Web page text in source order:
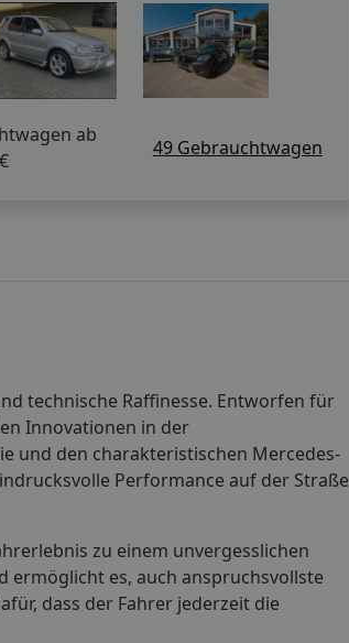
ab
49 Gebrauchtwagen
technische Raffinesse. Entworfen für
Innovationen in der
und den charakteristischen Mercedes-
Performance auf der Straße
zu einem unvergesslichen
ermöglicht es, auch anspruchsvollste
dass der Fahrer jederzeit die